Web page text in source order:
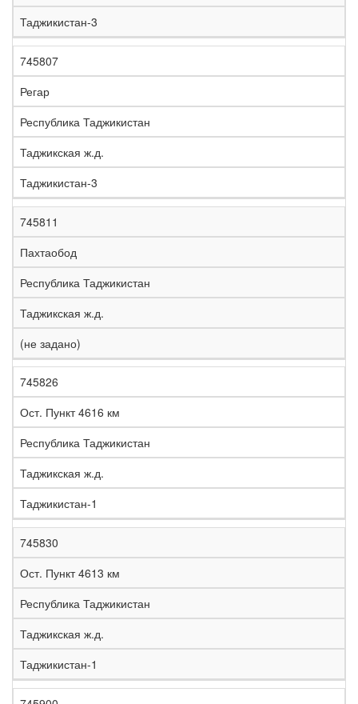
Таджикистан-3
745807
Регар
Республика Таджикистан
Таджикская ж.д.
Таджикистан-3
745811
Пахтаобод
Республика Таджикистан
Таджикская ж.д.
(не задано)
745826
Ост. Пункт 4616 км
Республика Таджикистан
Таджикская ж.д.
Таджикистан-1
745830
Ост. Пункт 4613 км
Республика Таджикистан
Таджикская ж.д.
Таджикистан-1